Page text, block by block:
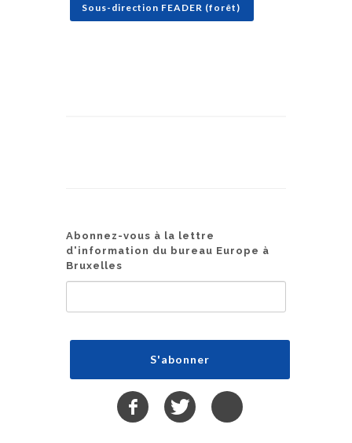
Sous-direction FEADER (forêt)
Abonnez-vous à la lettre
d'information du bureau Europe à
Bruxelles